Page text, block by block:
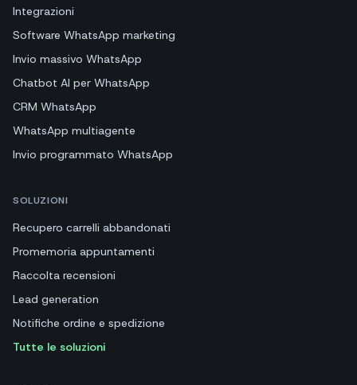
Integrazioni
Software WhatsApp marketing
Invio massivo WhatsApp
Chatbot AI per WhatsApp
CRM WhatsApp
WhatsApp multiagente
Invio programmato WhatsApp
SOLUZIONI
Recupero carrelli abbandonati
Promemoria appuntamenti
Raccolta recensioni
Lead generation
Notifiche ordine e spedizione
Tutte le soluzioni